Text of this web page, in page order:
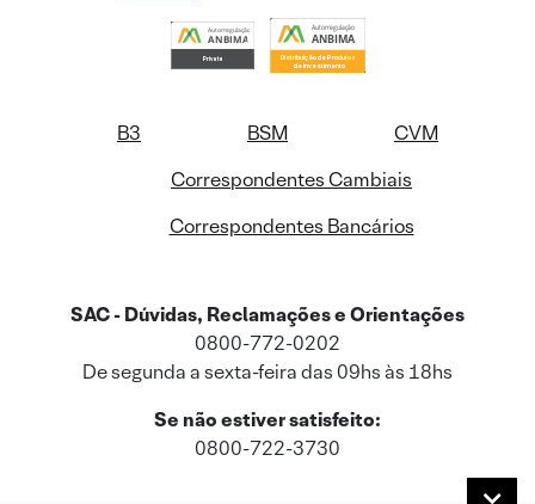
B3 BSM
CVM
Correspondentes Cambiais
Correspondentes Bancários
SAC - Dúvidas, Reclamações e Orientações
0800-772-0202
De segunda a sexta-feira das 09hs às 18hs
Se não estiver satisfeito:
0800-722-3730